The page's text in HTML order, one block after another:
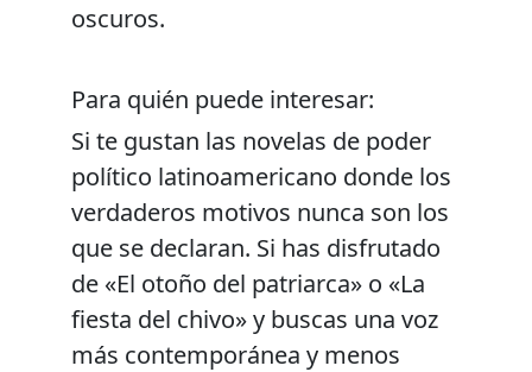
oscuros.
Para quién puede interesar:
Si te gustan las novelas de poder
político latinoamericano donde los
verdaderos motivos nunca son los
que se declaran. Si has disfrutado
de «El otoño del patriarca» o «La
fiesta del chivo» y buscas una voz
más contemporánea y menos